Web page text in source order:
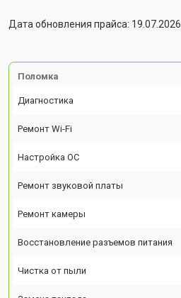
Дата обновления прайса: 19.07.2026
Поломка
Диагностика
Ремонт Wi-Fi
Настройка ОС
Ремонт звуковой платы
Ремонт камеры
Восстановление разъемов питания
Чистка от пыли